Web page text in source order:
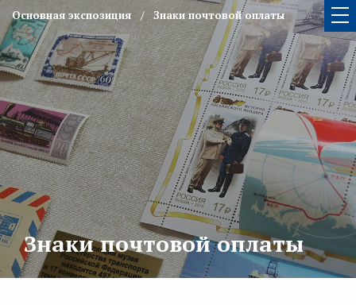
Основная экспозиция Знаки почтовой оплаты
Знаки почтовой оплаты